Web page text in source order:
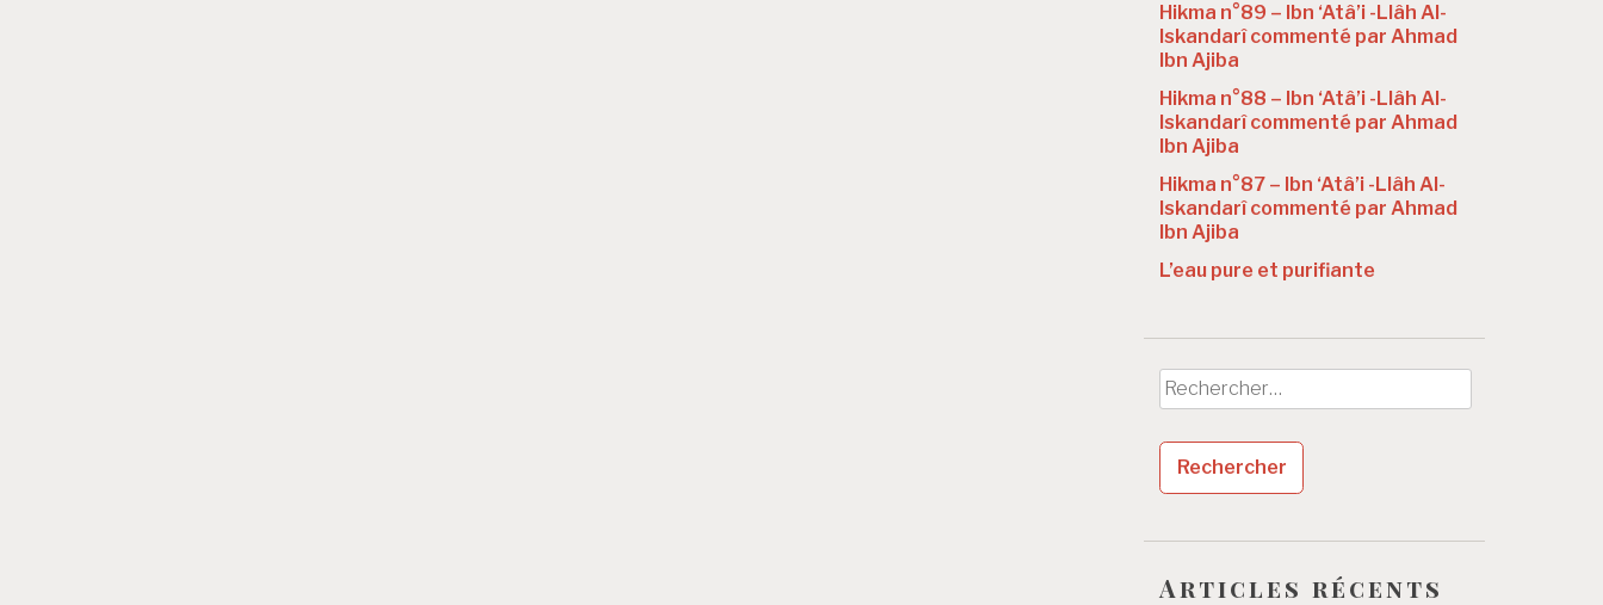
Hikma n°89 – Ibn ‘Atâ’i -Llâh Al-
Iskandarî commenté par Ahmad
Ibn Ajiba
Hikma n°88 – Ibn ‘Atâ’i -Llâh Al-
Iskandarî commenté par Ahmad
Ibn Ajiba
Hikma n°87 – Ibn ‘Atâ’i -Llâh Al-
Iskandarî commenté par Ahmad
Ibn Ajiba
L’eau pure et purifiante
Rechercher :
Articles récents